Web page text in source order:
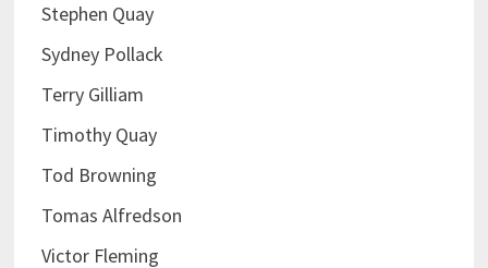
Stephen Quay
Sydney Pollack
Terry Gilliam
Timothy Quay
Tod Browning
Tomas Alfredson
Victor Fleming